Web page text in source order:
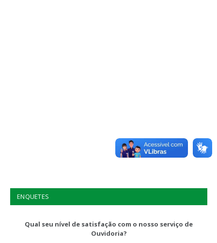
ENQUETES
Qual seu nível de satisfação com o nosso serviço de
Ouvidoria?